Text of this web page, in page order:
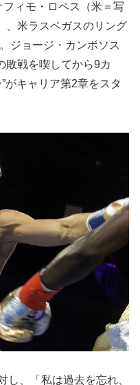
ィモ・ロペス（米＝写
、米ラスベガスのリング
ジョージ・カンボソス
敗戦を喫してから9カ
がキャリア第2章をスタ
、「私は過去を忘れ、